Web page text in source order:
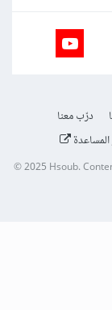
درّب معنا
© 2025Hsoub.